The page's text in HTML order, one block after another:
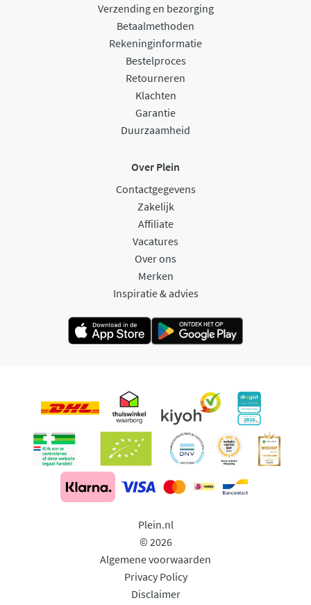
Verzending en bezorging
Betaalmethoden
Rekeninginformatie
Bestelproces
Retourneren
Klachten
Garantie
Duurzaamheid
Over Plein
Contactgegevens
Zakelijk
Affiliate
Vacatures
Over ons
Merken
Inspiratie & advies
Plein.nl
© 2026
Algemene voorwaarden
Privacy Policy
Disclaimer